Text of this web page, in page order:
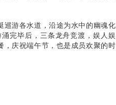
巡游各水道，沿途为水中的幽魂化
完毕后，三条龙舟竞渡，娱人娱
，庆祝端午节，也是成员欢聚的时